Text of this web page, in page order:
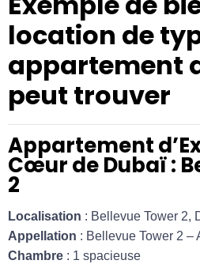
location de
appartement
peut trouver
Appartement
Cœur de Dubaï :
2
Localisation : Bellevue Tower 2,
Appellation : Bellevue Tower 2 –
Chambre : 1 spacieuse